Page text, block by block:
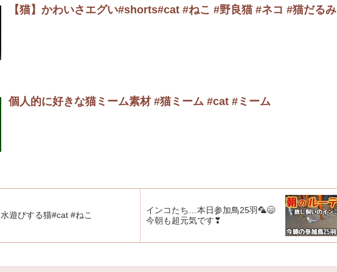
【猫】かわいさエグい#shorts#cat #ねこ #野良猫 #ネコ #猫だるみ
個人的に好きな猫ミーム素材 #猫ミーム #cat #ミーム
水遊びする猫#cat #ねこ
インコたち…本日参加鳥25羽🦜😄
今朝も超元気です❣